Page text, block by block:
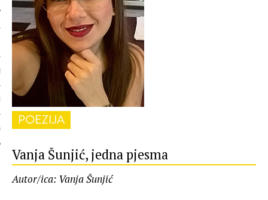
POEZIJA
Vanja Šunjić, jedna pjesma
Autor/ica: Vanja Šunjić